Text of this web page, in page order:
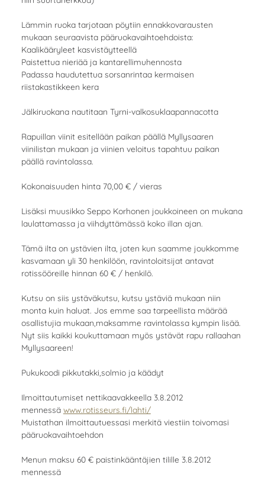
Lämmin ruoka tarjotaan pöytiin ennakkovarausten
mukaan seuraavista pääruokavaihtoehdoista:
Kaalikääryleet kasvistäytteellä
Paistettua nieriää ja kantarellimuhennosta
Padassa haudutettua sorsanrintaa kermaisen
riistakastikkeen kera
Jälkiruokana nautitaan Tyrni-valkosuklaapannacotta
Rapuillan viinit esitellään paikan päällä Myllysaaren
viinilistan mukaan ja viinien veloitus tapahtuu paikan
päällä ravintolassa.
Kokonaisuuden hinta 70,00 € / vieras
Lisäksi muusikko Seppo Korhonen joukkoineen on mukana
laulattamassa ja viihdyttämässä koko illan ajan.
Tämä ilta on ystävien ilta, joten kun saamme joukkomme
kasvamaan yli 30 henkilöön, ravintoloitsijat antavat
rotissööreille hinnan 60 € / henkilö.
Kutsu on siis ystäväkutsu, kutsu ystäviä mukaan niin
monta kuin haluat. Jos emme saa tarpeellista määrää
osallistujia mukaan,maksamme ravintolassa kympin lisää.
Nyt siis kaikki koukuttamaan myös ystävät rapu rallaahan
Myllysaareen!
Pukukoodi pikkutakki,solmio ja käädyt
Ilmoittautumiset nettikaavakkeella 3.8.2012
mennessä www.rotisseurs.fi/lahti/
Muistathan ilmoittautuessasi merkitä viestiin toivomasi
pääruokavaihtoehdon
Menun maksu 60 € paistinkääntäjien tilille 3.8.2012
mennessä